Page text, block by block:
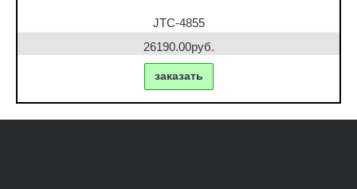
JTC-4855
26190.00руб.
заказать